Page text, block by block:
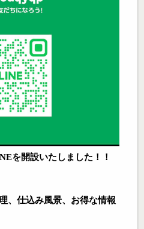
を開設いたしました！！
、仕込み風景、お得な情報